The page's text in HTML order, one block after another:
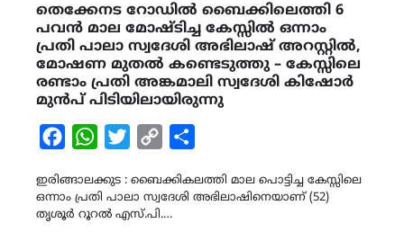
തെക്കേനട റോഡിൽ ബൈക്കിലെത്തി 6
പവൻ മാല മോഷ്ടിച്ച കേസ്സിൽ ഒന്നാം
പ്രതി പാലാ സ്വദേശി അഭിലാഷ് അറസ്റ്റിൽ,
മോഷണ മുതൽ കണ്ടെടുത്തു – കേസ്സിലെ
രണ്ടാം പ്രതി അങ്കമാലി സ്വദേശി കിഷോർ
മുൻപ് പിടിയിലായിരുന്നു
FacebookWhatsAppTwitterCopy
ഇരിങ്ങാലക്കുട : ബൈക്കികലത്തി മാല പൊട്ടിച്ച കേസ്സിലെ
ഒന്നാം പ്രതി പാലാ സ്വദേശി അഭിലാഷിനെയാണ് (52)
തൃശൂർ റൂറൽ എസ്.പി.…